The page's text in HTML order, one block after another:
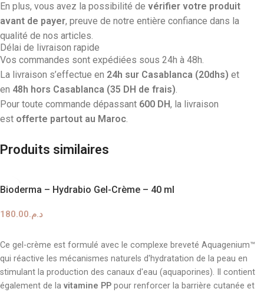
En plus, vous avez la possibilité de vérifier votre produit
avant de payer, preuve de notre entière confiance dans la
qualité de nos articles.
Délai de livraison rapide
Vos commandes sont expédiées sous 24h à 48h.
La livraison s’effectue en 24h sur Casablanca (20dhs) et
en 48h hors Casablanca (35 DH de frais).
Pour toute commande dépassant 600 DH, la livraison
est offerte partout au Maroc.
Produits similaires
Bioderma – Hydrabio Gel-Crème – 40 ml
د.م.180.00
Ce gel-crème est formulé avec le complexe breveté Aquagenium™
qui réactive les mécanismes naturels d'hydratation de la peau en
stimulant la production des canaux d'eau (aquaporines). Il contient
également de la vitamine PP pour renforcer la barrière cutanée et